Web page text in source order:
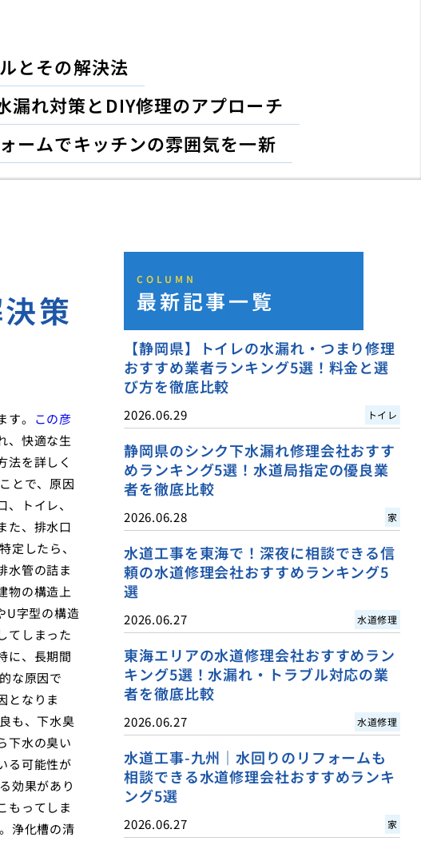
とその解決法
漏れ対策とDIY修理のアプローチ
ームでキッチンの雰囲気を一新
策
。 この彦
、快適な生
法を詳しく
とで、原因
トイレ、
た、排水口
定したら、
水管の詰ま
物の構造上
U字型の構造
てしまった
に、長期間
な原因で
となりま
も、下水臭
下水の臭い
る可能性が
効果があり
もってしま
浄化槽の清
COLUMN
最新記事一覧
【静岡県】トイレの水漏れ・つまり修理
おすすめ業者ランキング5選！料金と選
び方を徹底比較
2026.06.29 トイレ
静岡県のシンク下水漏れ修理会社おすす
めランキング5選！水道局指定の優良業
者を徹底比較
2026.06.28 家
水道工事を東海で！深夜に相談できる信
頼の水道修理会社おすすめランキング5
選
2026.06.27 水道修理
東海エリアの水道修理会社おすすめラン
キング5選！水漏れ・トラブル対応の業
者を徹底比較
2026.06.27 水道修理
水道工事-九州｜水回りのリフォームも
相談できる水道修理会社おすすめランキ
ング5選
2026.06.27 家